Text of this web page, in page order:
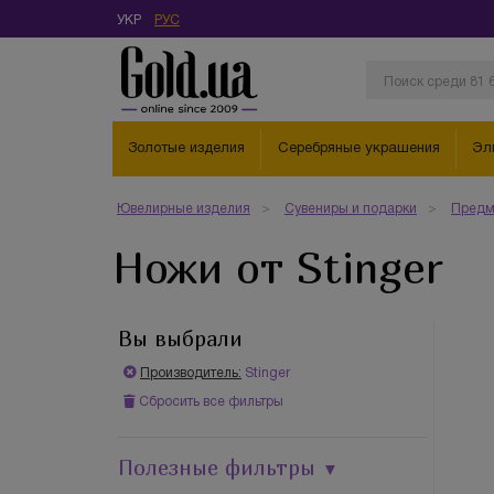
УКР РУС
Золотые изделия Серебряные украшения
Ювелирные изделия Сувениры и подарки
Ножи от Stinger
Вы выбрали
Производитель: Stinger
Сбросить все фильтры
Полезные фильтры ▼